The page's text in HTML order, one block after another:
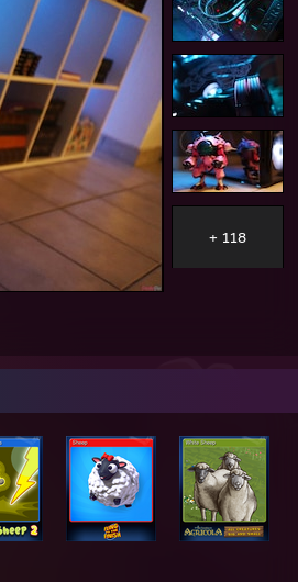
+ 118